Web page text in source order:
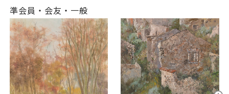
準会員・会友・一般